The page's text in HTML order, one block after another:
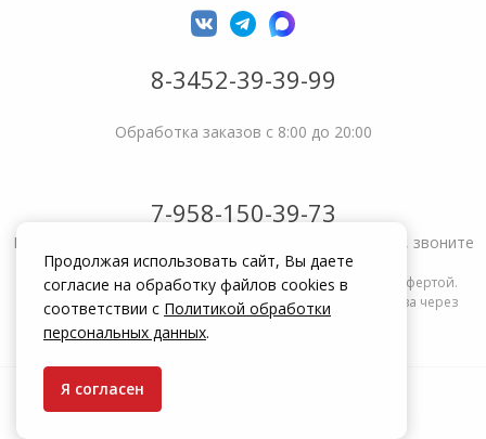
8-3452-39-39-99
Обработка заказов с 8:00 до 20:00
7-958-150-39-73
Не получается решить вопрос или возникла жалоба, звоните
Информация на сайте zakrepi.ru не является публичной офертой.
Указанные цены действуют только при оформлении заказа через
интернет-магазин zakrepi.ru.
© КрепыЖ, 2004 — 2026
Продолжая использовать сайт, Вы даете
согласие на обработку файлов cookies в
соответствии с Политикой обработки
персональных данных.
Я согласен